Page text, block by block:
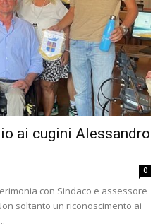
ai cugini Alessandro
0
con Sindaco e assessore
soltanto un riconoscimento ai